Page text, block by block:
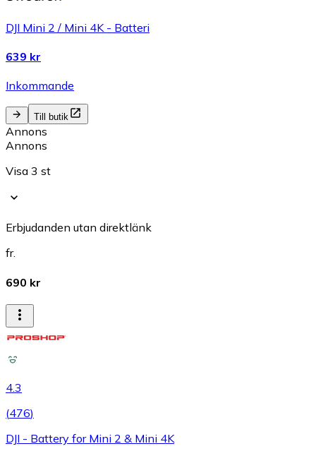
DJI Mini 2 / Mini 4K - Batteri
639 kr
Inkommande
Till butik
Annons
Annons
Visa 3 st
Erbjudanden utan direktlänk
fr.
690 kr
4.3
(476)
DJI - Battery for Mini 2 & Mini 4K